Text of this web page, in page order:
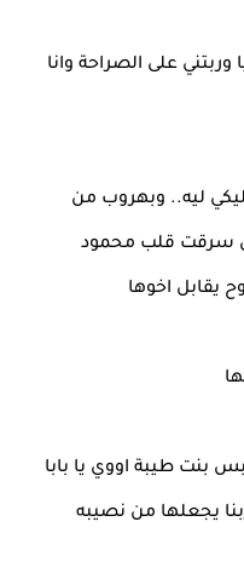
على الصراحة وانا
ليه.. وبهروب من
سرقت قلب محمود
يقابل اخوها
بنت طيبة اووي يا بابا
يجعلها من نصيبه